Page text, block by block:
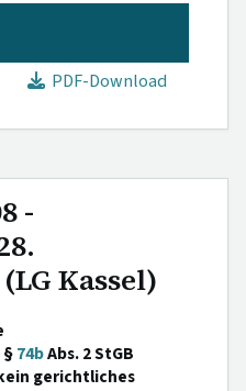
PDF-Download
-
Kassel)
74bAbs. 2 StGB
gerichtliches